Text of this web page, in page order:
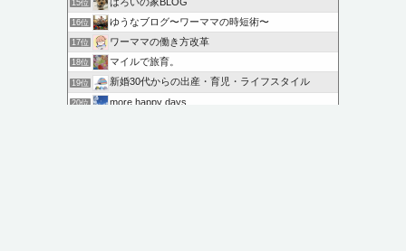
15位
16位 ゆうなブログ〜ワーママの時短術〜
17位 ワーママの働き方改革
18位 マイルで旅育。
19位 新婚30代からの出産・育児・ライフスタイル
20位 more happy days